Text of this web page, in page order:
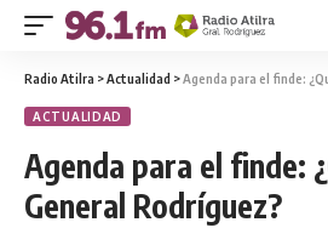
Radio Atilra >Actualidad >Agenda para el finde:
ACTUALIDAD
Agenda para el finde:
General Rodríguez?